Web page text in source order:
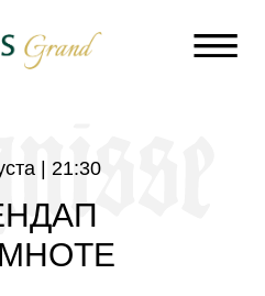
| 21:30